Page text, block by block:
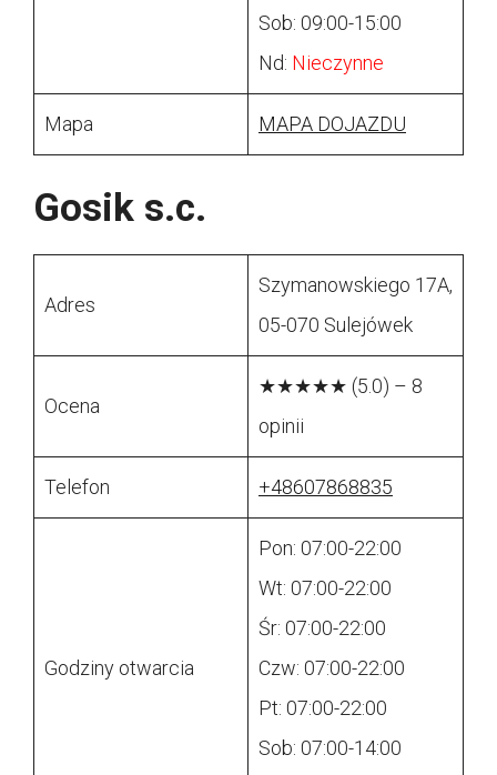
Sob: 09:00-15:00
Nd: Nieczynne
Mapa MAPA DOJAZDU
Gosik s.c.
Adres
Szymanowskiego 17A,
05-070 Sulejówek
Ocena
★★★★★ (5.0) – 8
opinii
Telefon +48607868835
Godziny otwarcia
Pon: 07:00-22:00
Wt: 07:00-22:00
Śr: 07:00-22:00
Czw: 07:00-22:00
Pt: 07:00-22:00
Sob: 07:00-14:00